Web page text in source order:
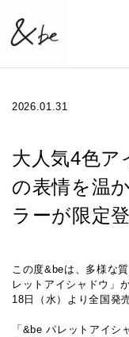
2026.01.31
⼤⼈気4⾊
の表情を温
ラーが限定登
この度&beは、多様な
レットアイシャドウ」
18⽇（⽔）より全国発
「&be パレットアイシ